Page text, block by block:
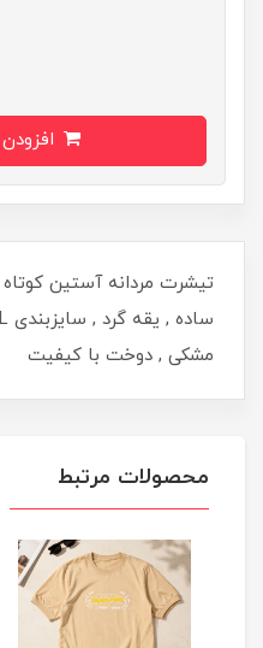
تیشرت مردانه آستین
مشکی , دوخت با کیفیت
محصولات مرتبط